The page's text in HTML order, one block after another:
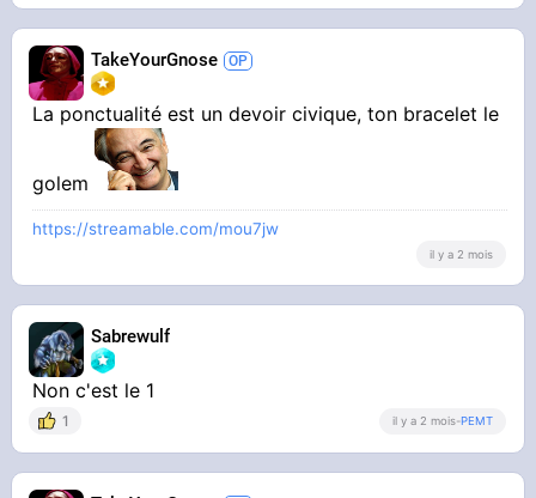
TakeYourGnose
La ponctualité est un devoir civique, ton bracelet le
golem
https://streamable.com/mou7jw
il y a 2 mois
Sabrewulf
Non c'est le 1
1 il y a 2 mois-PEMT